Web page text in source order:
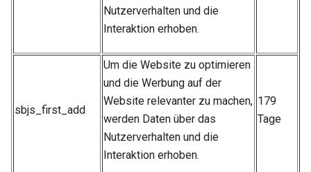
Nutzerverhalten und die
Interaktion erhoben.
sbjs_first_add
Um die Website zu optimieren
und die Werbung auf der
Website relevanter zu machen,
werden Daten über das
Nutzerverhalten und die
Interaktion erhoben.
179
Tage